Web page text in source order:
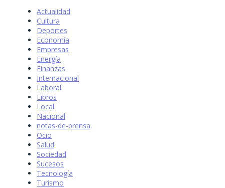
Actualidad
Cultura
Deportes
Economía
Empresas
Energía
Finanzas
Internacional
Laboral
Libros
Local
Nacional
notas-de-prensa
Ocio
Salud
Sociedad
Sucesos
Tecnología
Turismo